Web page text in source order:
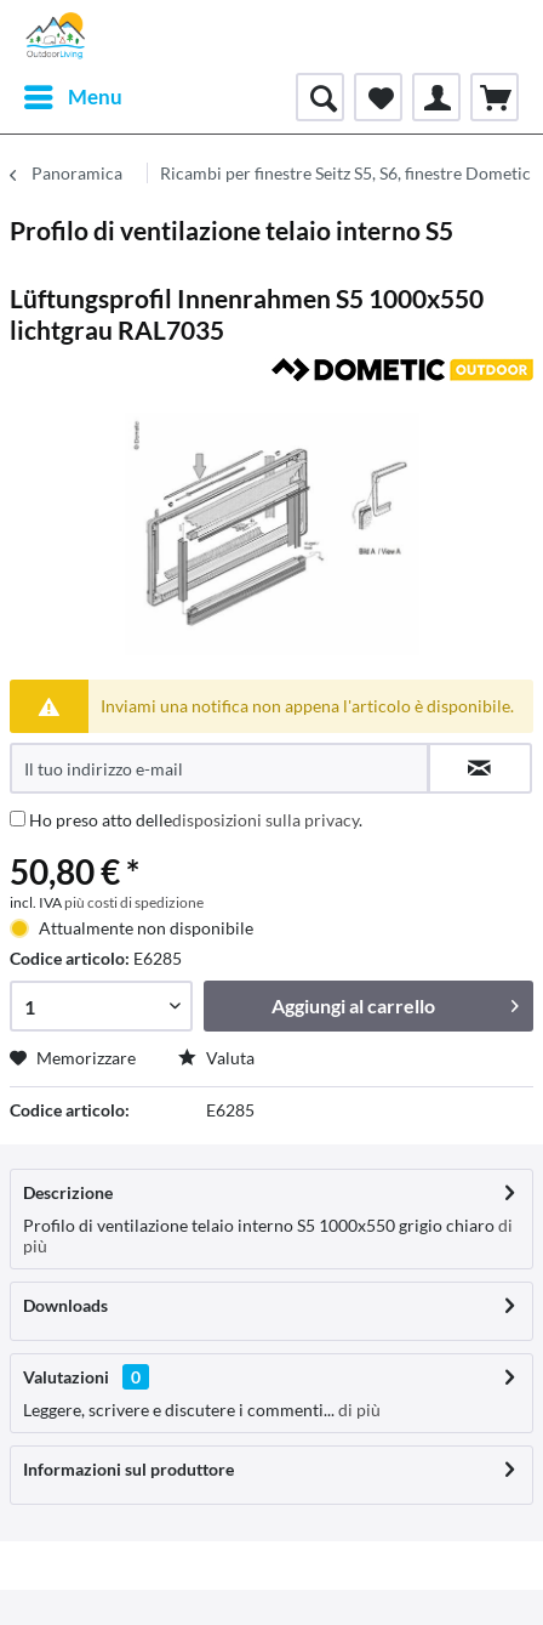
Menu
Panoramica Ricambi per finestre Seitz S5, S6, finestre Dometic
Profilo di ventilazione telaio interno S5
Lüftungsprofil Innenrahmen S5 1000x550
lichtgrau RAL7035
Inviami una notifica non appena l'articolo è disponibile.
Ho preso atto delledisposizioni sulla privacy.
50,80 € *
incl. IVA più costi di spedizione
Attualmente non disponibile
Codice articolo: E6285
Aggiungi alcarrello
Memorizzare Valuta
Codice articolo: E6285
Descrizione
Profilo di ventilazione telaio interno S5 1000x550 grigio chiarodi
più
Downloads
Valutazioni
0
Leggere, scrivere e discutere i commenti...di più
Informazioni sul produttore